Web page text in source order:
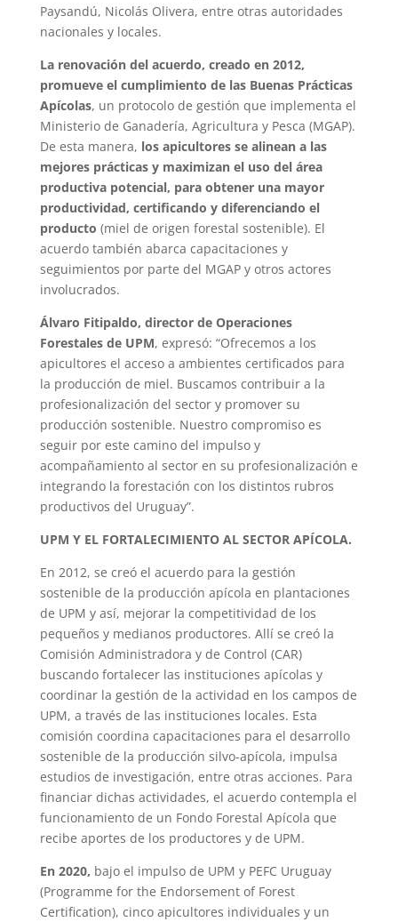
Paysandú, Nicolás Olivera, entre otras autoridades
nacionales y locales.
La renovación del acuerdo, creado en 2012,
promueve el cumplimiento de las Buenas Prácticas
Apícolas, un protocolo de gestión que implementa el
Ministerio de Ganadería, Agricultura y Pesca (MGAP).
De esta manera, los apicultores se alinean a las
mejores prácticas y maximizan el uso del área
productiva potencial, para obtener una mayor
productividad, certificando y diferenciando el
producto (miel de origen forestal sostenible). El
acuerdo también abarca capacitaciones y
seguimientos por parte del MGAP y otros actores
involucrados.
Álvaro Fitipaldo, director de Operaciones
Forestales de UPM, expresó: “Ofrecemos a los
apicultores el acceso a ambientes certificados para
la producción de miel. Buscamos contribuir a la
profesionalización del sector y promover su
producción sostenible. Nuestro compromiso es
seguir por este camino del impulso y
acompañamiento al sector en su profesionalización e
integrando la forestación con los distintos rubros
productivos del Uruguay”.
UPM Y EL FORTALECIMIENTO AL SECTOR APÍCOLA.
En 2012, se creó el acuerdo para la gestión
sostenible de la producción apícola en plantaciones
de UPM y así, mejorar la competitividad de los
pequeños y medianos productores. Allí se creó la
Comisión Administradora y de Control (CAR)
buscando fortalecer las instituciones apícolas y
coordinar la gestión de la actividad en los campos de
UPM, a través de las instituciones locales. Esta
comisión coordina capacitaciones para el desarrollo
sostenible de la producción silvo-apícola, impulsa
estudios de investigación, entre otras acciones. Para
financiar dichas actividades, el acuerdo contempla el
funcionamiento de un Fondo Forestal Apícola que
recibe aportes de los productores y de UPM.
En 2020, bajo el impulso de UPM y PEFC Uruguay
(Programme for the Endorsement of Forest
Certification), cinco apicultores individuales y un